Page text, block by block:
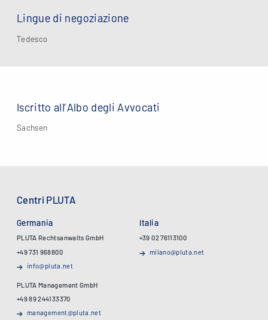
Lingue di negoziazione
Tedesco
Iscritto all’Albo degli Avvocati
Sachsen
Centri PLUTA
Germania
PLUTA Rechtsanwalts GmbH
+49 731 968800
info@pluta.net
PLUTA Management GmbH
+49 89 244133370
management@pluta.net
Italia
+39 02 76113100
milano@pluta.net